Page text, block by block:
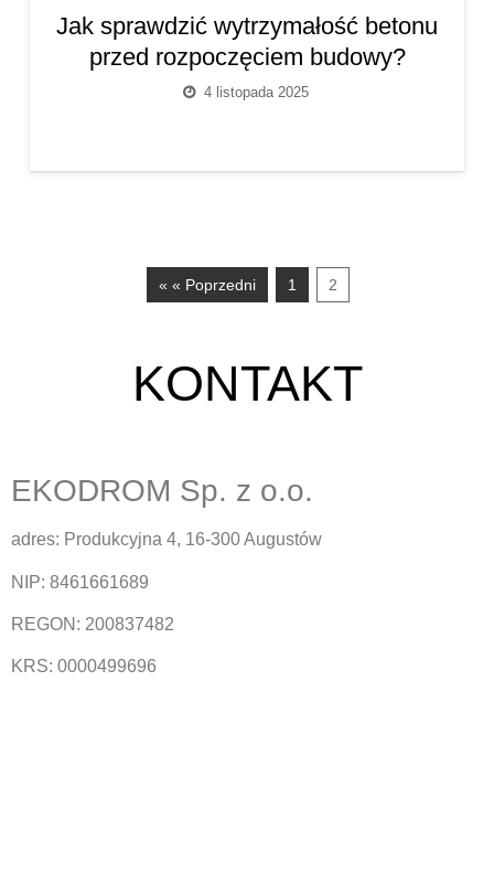
Jak sprawdzić wytrzymałość betonu
przed rozpoczęciem budowy?
4 listopada 2025
« « Poprzedni 1 2
KONTAKT
EKODROM Sp. z o.o.
adres: Produkcyjna 4, 16-300 Augustów
NIP: 8461661689
REGON: 200837482
KRS: 0000499696